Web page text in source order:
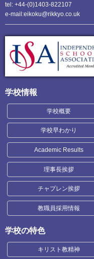
tel: +44-(0)1403-822107
e-mail:eikoku@rikkyo.co.uk
学校情報
学校概要
学校早わかり
Academic Results
理事長挨拶
チャプレン挨拶
教職員採用情報
学校の特色
キリスト教精神